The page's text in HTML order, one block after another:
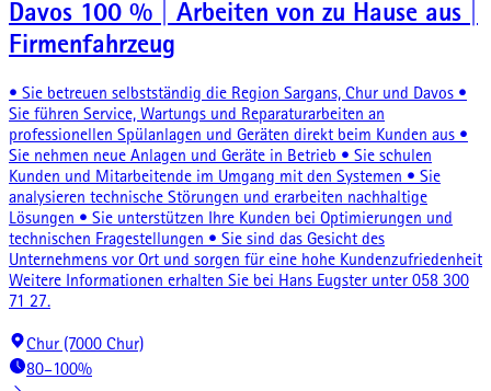
Davos 100 % | Arbeiten von zu Hause aus |
Firmenfahrzeug
• Sie betreuen selbstständig die Region Sargans, Chur und Davos •
Sie führen Service, Wartungs und Reparaturarbeiten an
professionellen Spülanlagen und Geräten direkt beim Kunden aus •
Sie nehmen neue Anlagen und Geräte in Betrieb • Sie schulen
Kunden und Mitarbeitende im Umgang mit den Systemen • Sie
analysieren technische Störungen und erarbeiten nachhaltige
Lösungen • Sie unterstützen Ihre Kunden bei Optimierungen und
technischen Fragestellungen • Sie sind das Gesicht des
Unternehmens vor Ort und sorgen für eine hohe Kundenzufriedenheit
Weitere Informationen erhalten Sie bei Hans Eugster unter 058 300
71 27.
Chur (7000 Chur)
80–100%